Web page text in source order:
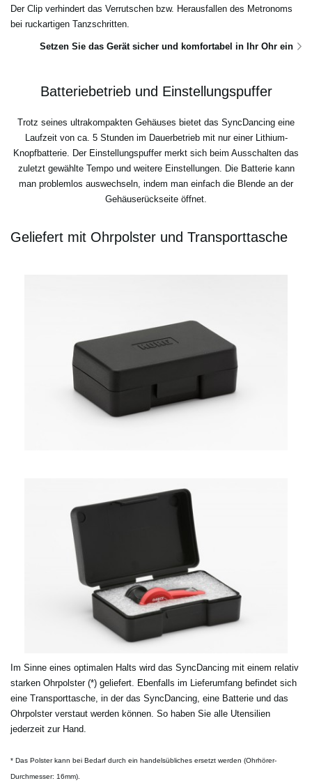
Der Clip verhindert das Verrutschen bzw. Herausfallen des Metronoms
bei ruckartigen Tanzschritten.
Setzen Sie das Gerät sicher und komfortabel in Ihr Ohr ein
Batteriebetrieb und Einstellungspuffer
Trotz seines ultrakompakten Gehäuses bietet das SyncDancing eine
Laufzeit von ca. 5 Stunden im Dauerbetrieb mit nur einer Lithium-
Knopfbatterie. Der Einstellungspuffer merkt sich beim Ausschalten das
zuletzt gewählte Tempo und weitere Einstellungen. Die Batterie kann
man problemlos auswechseln, indem man einfach die Blende an der
Gehäuserückseite öffnet.
Geliefert mit Ohrpolster und Transporttasche
Im Sinne eines optimalen Halts wird das SyncDancing mit einem relativ
starken Ohrpolster (*) geliefert. Ebenfalls im Lieferumfang befindet sich
eine Transporttasche, in der das SyncDancing, eine Batterie und das
Ohrpolster verstaut werden können. So haben Sie alle Utensilien
jederzeit zur Hand.
* Das Polster kann bei Bedarf durch ein handelsübliches ersetzt werden (Ohrhörer-
Durchmesser: 16mm).